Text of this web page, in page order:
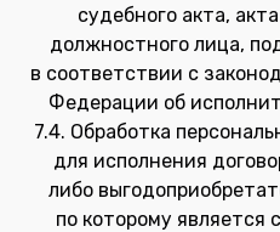
судебного акта,
должностного лица,
в соответствии с
Федерации об
7.4. Обработка
для исполнения
либо
по которому является